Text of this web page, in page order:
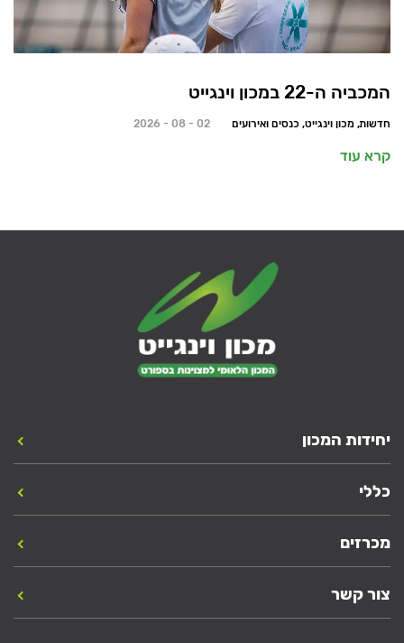
המכביה ה-22 במכון וינגייט
חדשות, מכון וינגייט, כנסים ואירועים 02 - 08 - 2026
קרא עוד
יחידות המכון
כללי
מכרזים
צור קשר